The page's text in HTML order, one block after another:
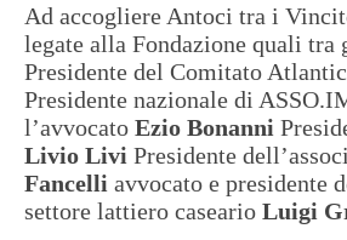
Ad accogliere Antoci tra i
legate alla Fondazione quali
Presidente del Comitato
Presidente nazionale di
l’avvocato Ezio Bonanni
Livio Livi Presidente
Fancelli avvocato e presidente
settore lattiero caseario Luigi